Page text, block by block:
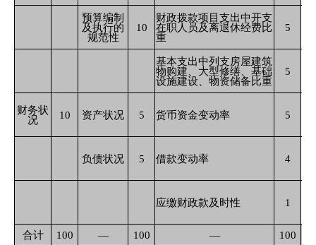
预算编制
及执行的
规范性
10
财政拨款项目支出中开支
在职人员及离退休经费比
重
5
基本支出中列支房屋建筑
物购建、大型修缮、基础
设施建设、物资储备比重
5
财务状
况
10 资产状况 5 货币资金变动率 5
负债状况 5 借款变动率 4
应缴财政款及时性 1
合计 100 — 100 —
100